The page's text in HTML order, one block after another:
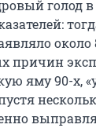
голод
причин
яму 90-х,